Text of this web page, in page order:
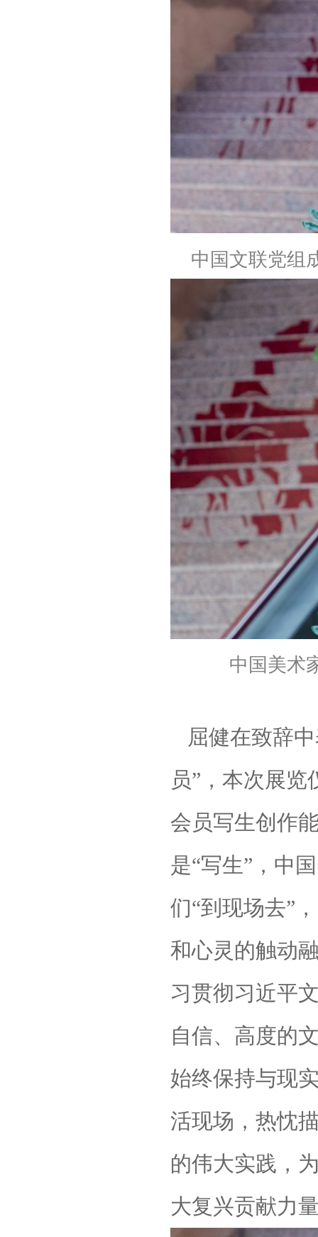
中国文联党组
中国美术
屈健在致辞
员”，本次展
会员写生创作
是“写生”，中
们“到现场去”
和心灵的触动
习贯彻习近平
自信、高度的
始终保持与现
活现场，热忱
的伟大实践，
大复兴贡献力